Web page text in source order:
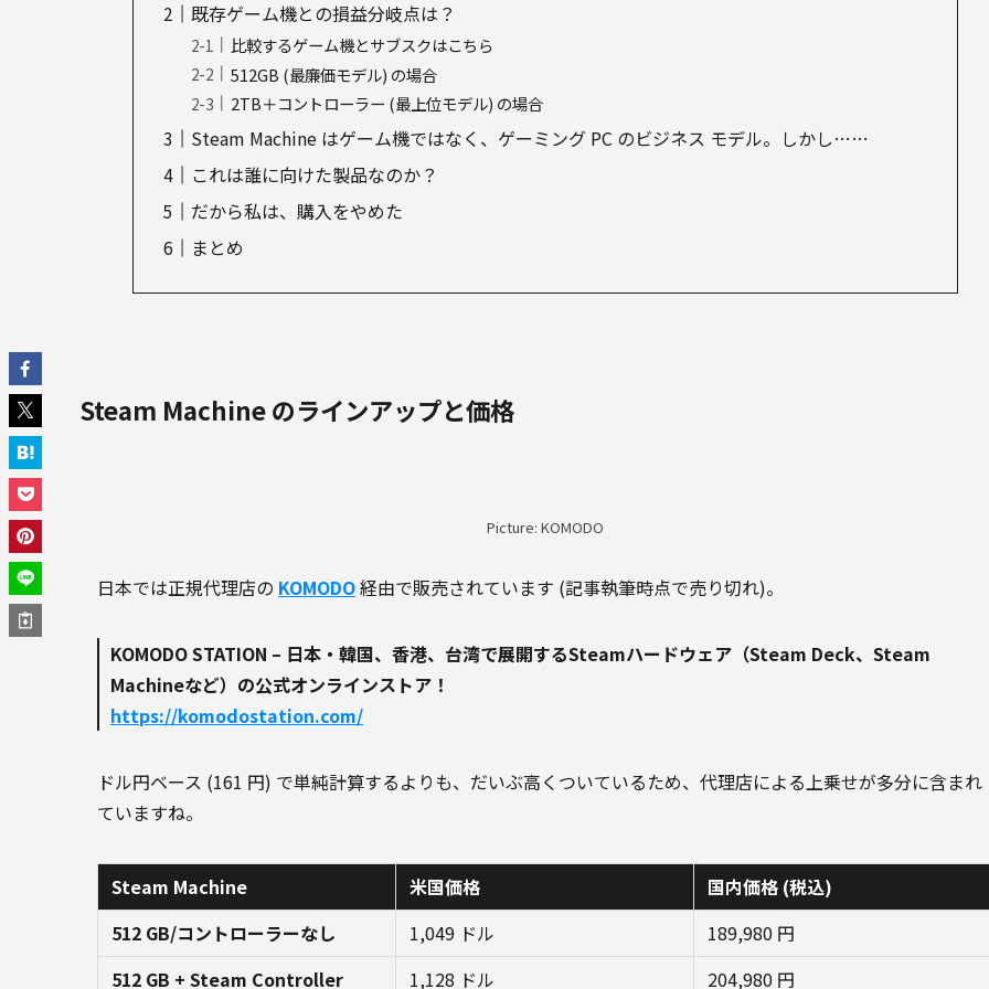
既存ゲーム機との損益分岐点は？
比較するゲーム機とサブスクはこちら
512GB (最廉価モデル) の場合
2TB＋コントローラー (最上位モデル) の場合
Steam Machine はゲーム機ではなく、ゲーミング PC のビジネス モデル。しかし……
これは誰に向けた製品なのか？
だから私は、購入をやめた
まとめ
Steam Machine のラインアップと価格
Picture: KOMODO
日本では正規代理店の KOMODO経由で販売されています (記事執筆時点で売り切れ)。
KOMODO STATION – 日本・韓国、香港、台湾で展開するSteamハードウェア（Steam Deck、Steam
Machineなど）の公式オンラインストア！
https://komodostation.com/
ドル円ベース (161 円) で単純計算するよりも、だいぶ高くついているため、代理店による上乗せが多分に含まれ
ていますね。
Steam Machine 米国価格
国内価格 (税込)
512 GB/コントローラーなし
1,049 ドル
189,980 円
512 GB + Steam Controller
1,128 ドル 204,980 円